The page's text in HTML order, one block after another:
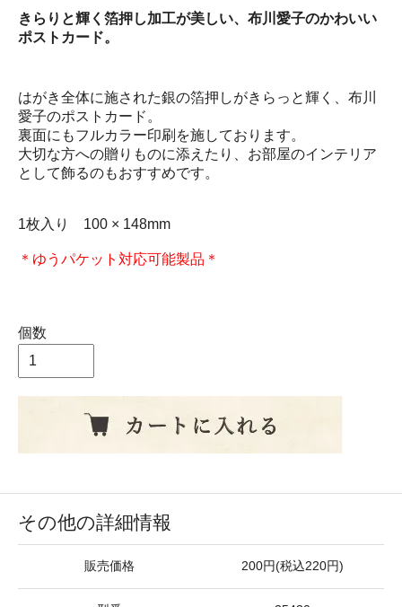
きらりと輝く箔押し加工が美しい、布川愛子のかわいい
ポストカード。
はがき全体に施された銀の箔押しがきらっと輝く、布川
愛子のポストカード。
裏面にもフルカラー印刷を施しております。
大切な方への贈りものに添えたり、お部屋のインテリア
として飾るのもおすすめです。
1枚入り 100 × 148mm
＊ゆうパケット対応可能製品＊
個数
その他の詳細情報
販売価格 200円(税込220円)